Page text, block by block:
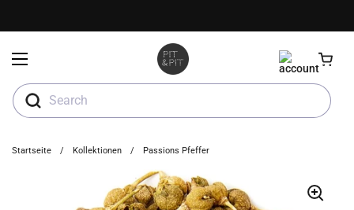
Search
Menü öffnen
Startseite / Kollektionen / Passions Pfeffer